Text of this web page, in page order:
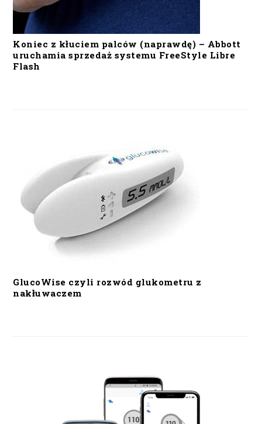
Koniec z kłuciem palców (naprawdę) – Abbott
uruchamia sprzedaż systemu FreeStyle Libre
Flash
GlucoWise czyli rozwód glukometru z
nakłuwaczem